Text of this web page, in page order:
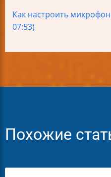
Как настроить
07:53)
Похожие